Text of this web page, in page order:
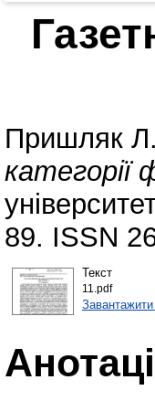
Пришляк
категорії
89. ISSN
Текст
11.pdf